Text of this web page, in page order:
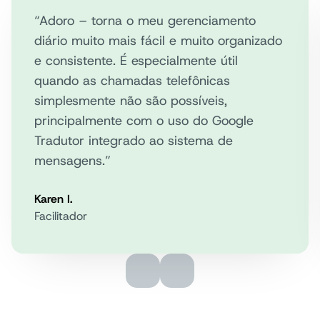
“Adoro – torna o meu gerenciamento
diário muito mais fácil e muito organizado
e consistente. É especialmente útil
quando as chamadas telefônicas
simplesmente não são possíveis,
principalmente com o uso do Google
Tradutor integrado ao sistema de
mensagens.”
Karen I.
Facilitador
Número dedicado gratuito
Contatos ilimitados
Ferramentas de compliance